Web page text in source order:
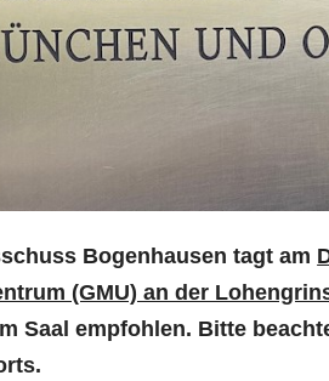
Bogenhausen tagt am
(GMU) an der
Saal empfohlen. Bitte